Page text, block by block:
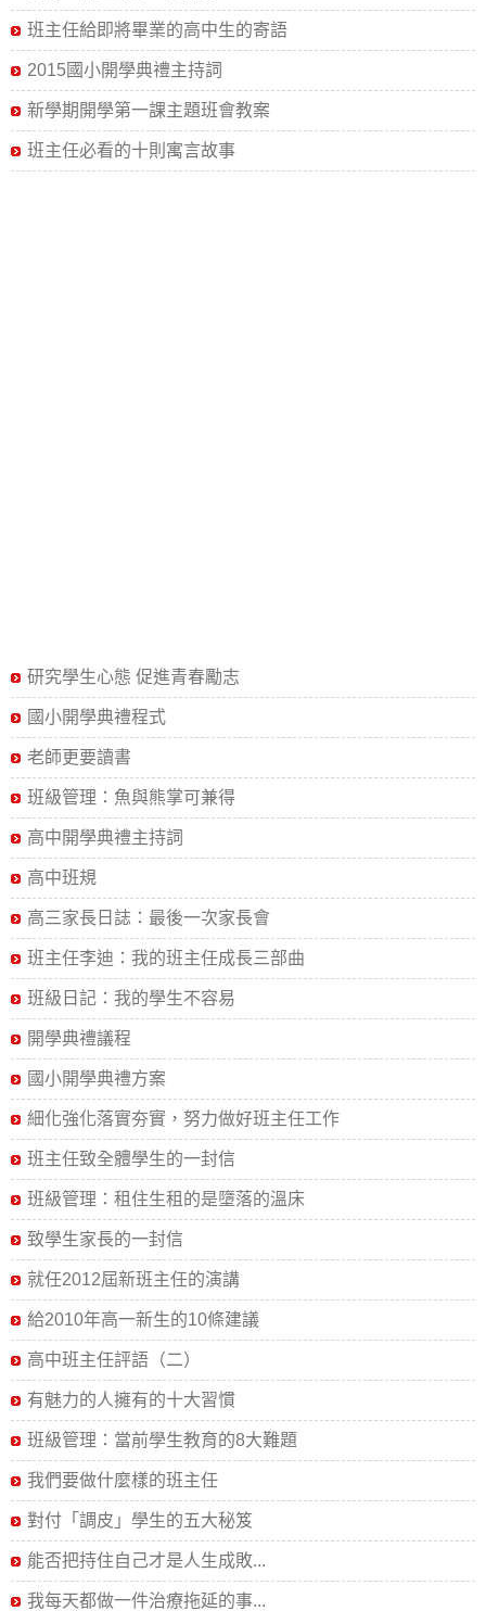
班主任給即將畢業的高中生的寄語
2015國小開學典禮主持詞
新學期開學第一課主題班會教案
班主任必看的十則寓言故事
研究學生心態 促進青春勵志
國小開學典禮程式
老師更要讀書
班級管理：魚與熊掌可兼得
高中開學典禮主持詞
高中班規
高三家長日誌：最後一次家長會
班主任李迪：我的班主任成長三部曲
班級日記：我的學生不容易
開學典禮議程
國小開學典禮方案
細化強化落實夯實，努力做好班主任工作
班主任致全體學生的一封信
班級管理：租住生租的是墮落的溫床
致學生家長的一封信
就任2012屆新班主任的演講
給2010年高一新生的10條建議
高中班主任評語（二）
有魅力的人擁有的十大習慣
班級管理：當前學生教育的8大難題
我們要做什麼樣的班主任
對付「調皮」學生的五大秘笈
能否把持住自己才是人生成敗...
我每天都做一件治療拖延的事...